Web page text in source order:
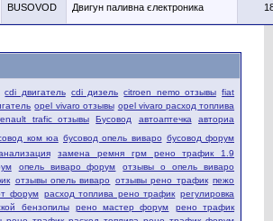
BUSOVOD Двигун паливна єлектроника
cdi двигатель cdi дизель citroen nemo отзывы fiat
opel vivaro отзывы opel vivaro расход топлива
trafic отзывы Бусовод автоаптечка авториа
ком юа бусовод опель виваро бусовод форум
замена ремня грм рено трафик 1.9
опель виваро форум
отзывы о опель виваро
отзывы опель виваро отзывы рено трафик пежо
форум расход топлива рено трафик регулировка
бензопилы
рено мастер форум
рено трафик